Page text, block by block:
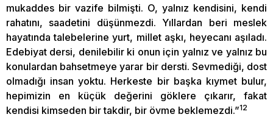
mukaddes bir vazife bilmişti. O, yalnız kendisini, kendi
rahatını, saadetini düşünmezdi. Yıllardan beri meslek
hayatında talebelerine yurt, millet aşkı, heyecanı aşıladı.
Edebiyat dersi, denilebilir ki onun için yalnız ve yalnız bu
konulardan bahsetmeye yarar bir dersti. Sevmediği, dost
olmadığı insan yoktu. Herkeste bir başka kıymet bulur,
hepimizin en küçük değerini göklere çıkarır, fakat
kendisi kimseden bir takdir, bir övme beklemezdi.”12